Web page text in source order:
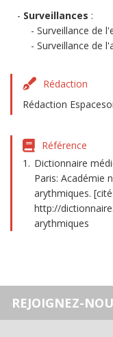
Surveillances :
Surveillance de
Surveillance de
Rédaction
Rédaction
Référence
Dictionnaire
Paris: Académie
arythmiques.
http://
arythmiques
REJOIGNEZ-